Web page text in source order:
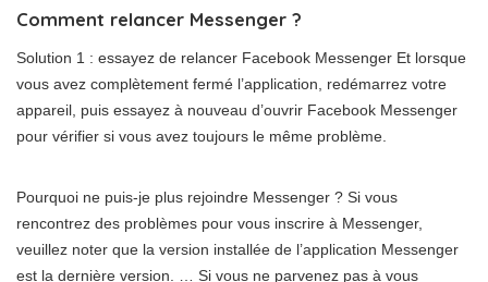
Comment relancer Messenger ?
Solution 1 : essayez de relancer Facebook Messenger Et lorsque
vous avez complètement fermé l’application, redémarrez votre
appareil, puis essayez à nouveau d’ouvrir Facebook Messenger
pour vérifier si vous avez toujours le même problème.
Pourquoi ne puis-je plus rejoindre Messenger ? Si vous
rencontrez des problèmes pour vous inscrire à Messenger,
veuillez noter que la version installée de l’application Messenger
est la dernière version. … Si vous ne parvenez pas à vous